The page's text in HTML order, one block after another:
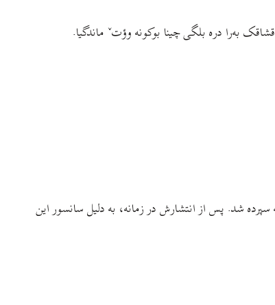
به‌را دره بلگی چینا بوکونه وؤتˇ ماندگیا.
شد. پس از انتشارش در زمانه، به دلیل سانسور این